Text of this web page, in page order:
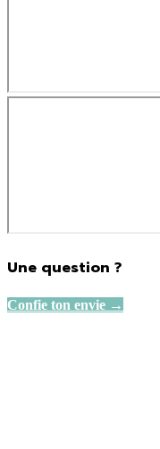
Une question ?
Confie ton envie →